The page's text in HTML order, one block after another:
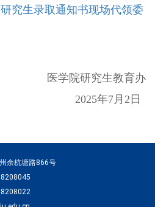
究生录取通知书现场代领委
医学院研究生教育办
2025年7月2日
余杭塘路866号